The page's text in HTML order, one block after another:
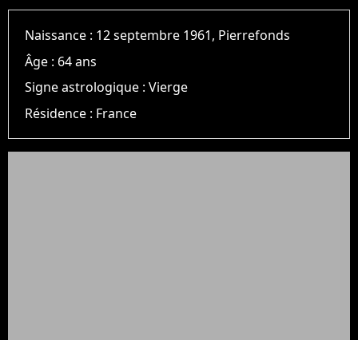
Naissance : 12 septembre 1961, Pierrefonds
Âge : 64 ans
Signe astrologique :Vierge
Résidence : France